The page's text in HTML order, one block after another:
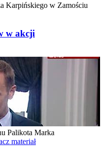
Karpińskiego w Zamościu
w akcji
Palikota Marka
materiał